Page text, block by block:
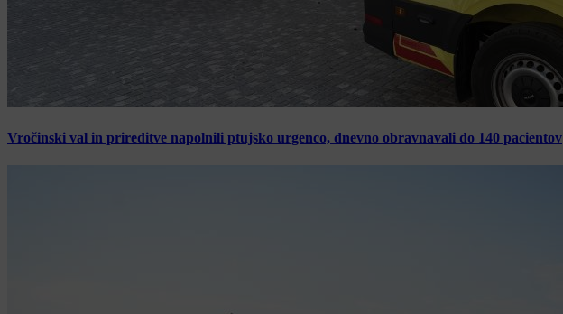
Vročinski val in prireditve napolnili ptujsko urgenco, dnevno obravnavali do 140 pacientov